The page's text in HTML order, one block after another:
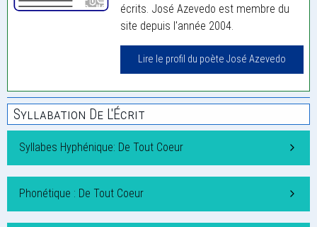
écrits. José Azevedo est membre du
site depuis l'année 2004.
Lire le profil du poète José Azevedo
Syllabation De L'Écrit
Syllabes Hyphénique: De Tout Coeur
Phonétique : De Tout Coeur